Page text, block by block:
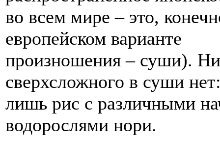
во всем мире – это,
европейском варианте
произношения – суши).
сверхсложного в суши
лишь рис с различными
водорослями нори.